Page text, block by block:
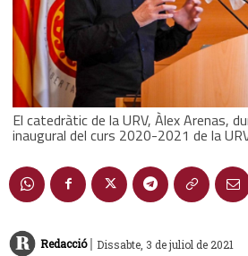
El catedràtic de la URV, Àlex Arenas,
inaugural del curs 2020-2021 de la
Redacció | Dissabte, 3 de juliol de 2021